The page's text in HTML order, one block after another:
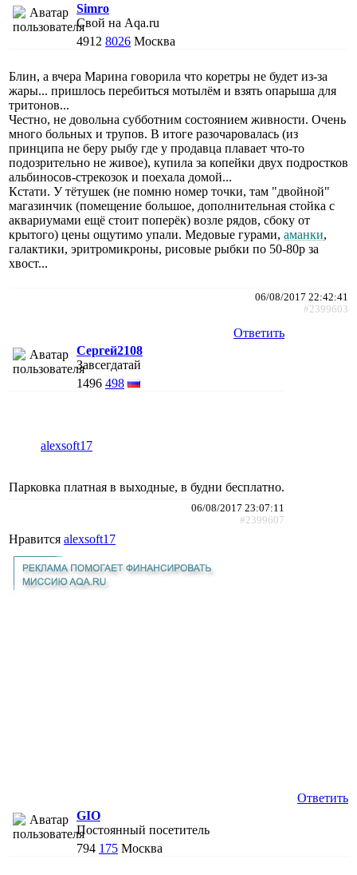
Simro
Свой на Aqa.ru
4912 8026 Москва
Блин, а вчера Марина говорила что коретры не будет из-за
жары... пришлось перебиться мотылём и взять опарыша для
тритонов...
Честно, не довольна субботним состоянием живности. Очень
много больных и трупов. В итоге разочаровалась (из
принципа не беру рыбу где у продавца плавает что-то
подозрительно не живое), купила за копейки двух подростков
альбиносов-стрекозок и поехала домой...
Кстати. У тётушек (не помню номер точки, там "двойной"
магазинчик (помещение большое, дополнительная стойка с
аквариумами ещё стоит поперёк) возле рядов, сбоку от
крытого) цены ощутимо упали. Медовые гурами, аманки,
галактики, эритромикроны, рисовые рыбки по 50-80р за
хвост...
06/08/2017 22:42:41
#2399603
Ответить
Сергей2108
Завсегдатай
1496 498
alexsoft17
Парковка платная в выходные, в будни бесплатно.
06/08/2017 23:07:11
#2399607
Нравится alexsoft17
Ответить
GIO
Постоянный посетитель
794 175 Москва